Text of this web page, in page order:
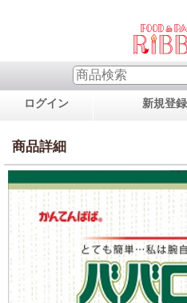
ログイン 新規登録
商品詳細